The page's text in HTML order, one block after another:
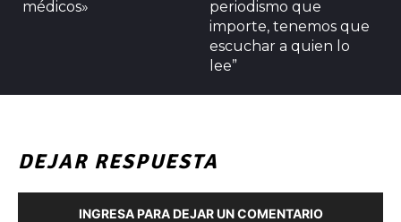
médicos»
periodismo que
importe, tenemos que
escuchar a quien lo
lee”
DEJAR RESPUESTA
INGRESA PARA DEJAR UN COMENTARIO